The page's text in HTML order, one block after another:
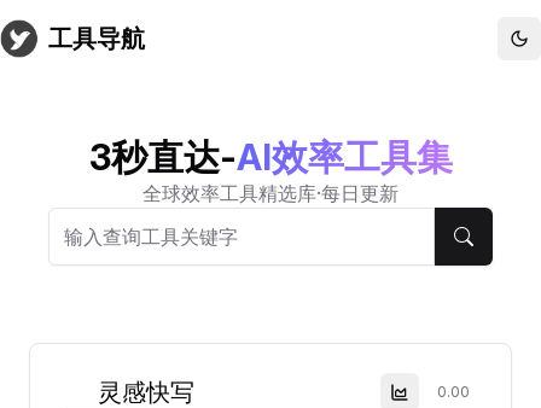
工具导航
3秒直达-AI效率工具集
全球效率工具精选库·每日更新
灵感快写 0.00